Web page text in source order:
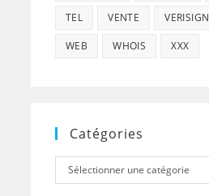
TEL VENTE VERISIGN
WEB WHOIS XXX
Catégories
Catégories
Sélectionner une catégorie